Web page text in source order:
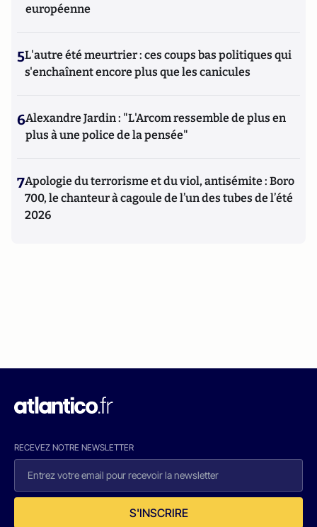
européenne
5L'autre été meurtrier : ces coups bas politiques qui
s'enchaînent encore plus que les canicules
6Alexandre Jardin : "L'Arcom ressemble de plus en
plus à une police de la pensée"
7Apologie du terrorisme et du viol, antisémite : Boro
700, le chanteur à cagoule de l’un des tubes de l’été
2026
RECEVEZ NOTRE NEWSLETTER
S'INSCRIRE